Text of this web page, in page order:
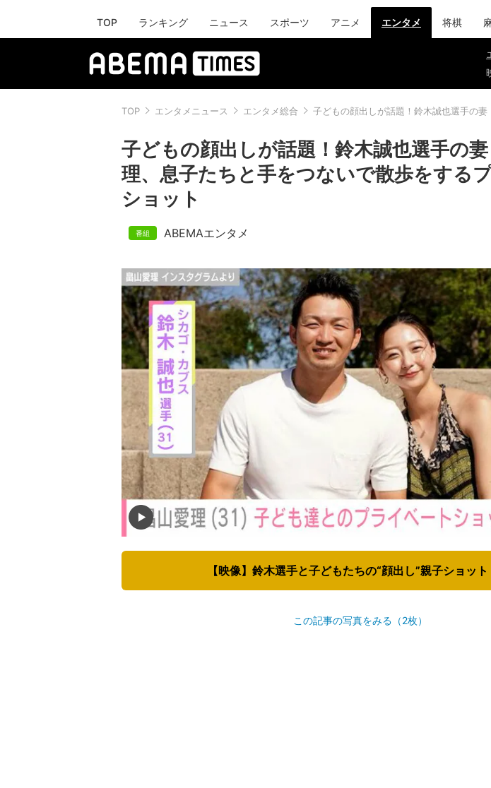
TOP ランキング ニュース スポーツ アニメ エンタメ 将棋
TOP エンタメニュース エンタメ総合 子どもの顔出しが話題！鈴木誠也選手の
子どもの顔出しが話題！鈴木誠也選手の
理、息子たちと手をつないで散歩をする
ショット
ABEMAエンタメ
【映像】鈴木選手と子どもたちの“顔出し”親子ショット
この記事の写真をみる（2枚）